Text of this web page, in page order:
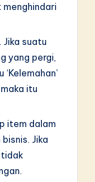
Jika suatu
yang pergi,
itu
item dalam
Jika
tidak